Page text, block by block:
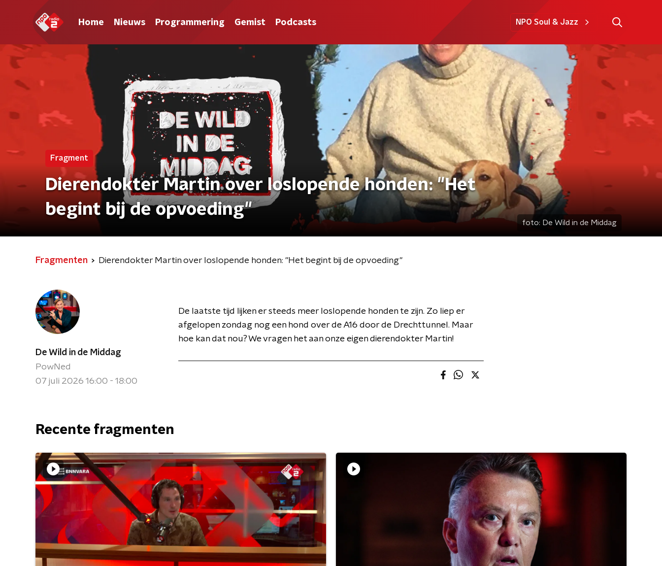
Home Nieuws Programmering Gemist Podcasts NPO Soul & Jazz
Fragment
Dierendokter Martin over loslopende honden: "Het
begint bij de opvoeding"
foto: De Wild in de Middag
Fragmenten Dierendokter Martin over loslopende honden: "Het begint bij de opvoeding"
De Wild in de Middag
PowNed
07 juli 2026 16:00 - 18:00
De laatste tijd lijken er steeds meer loslopende honden te zijn. Zo liep er
afgelopen zondag nog een hond over de A16 door de Drechttunnel. Maar
hoe kan dat nou? We vragen het aan onze eigen dierendokter Martin!
Recente fragmenten